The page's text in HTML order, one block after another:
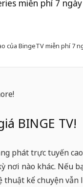
miễn phí 7
của BingeTV miễn phí 7
BINGE TV!
phát trực tuyến
nơi nào khác. Nếu
kể chuyện